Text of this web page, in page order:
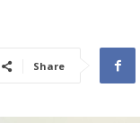
Share